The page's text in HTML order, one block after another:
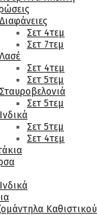
Διαφάνειες
Σετ 4τεμ
Σετ 7τεμ
Λασέ
Σετ 4τεμ
Σετ 5τεμ
Σταυροβελονιά
Σετ 5τεμ
Ινδικά
Σετ 5τεμ
Σετ 4τεμ
Ινδικά
Καθιστικού